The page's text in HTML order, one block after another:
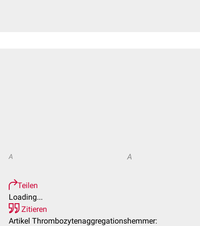
A A
Teilen
Loading...
Zitieren
Artikel Thrombozytenaggregationshemmer: